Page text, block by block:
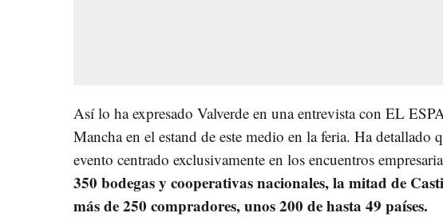
Así lo ha expresado Valverde en una entrevista con EL
Mancha en el estand de este medio en la feria. Ha detallado
evento centrado exclusivamente en los encuentros
350 bodegas y cooperativas nacionales, la mitad de
más de 250 compradores, unos 200 de hasta 49 países.